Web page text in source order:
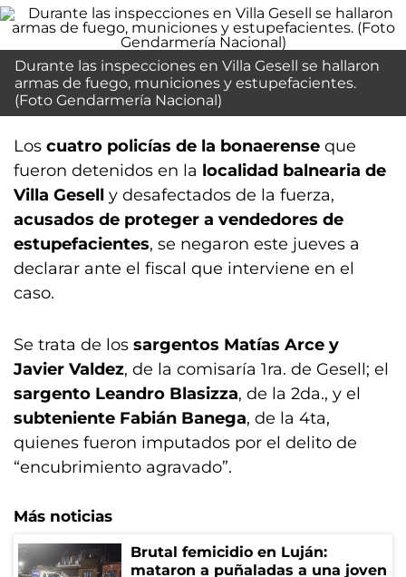
Durante las inspecciones en Villa Gesell se hallaron
armas de fuego, municiones y estupefacientes.
(Foto Gendarmería Nacional)
Los cuatro policías de la bonaerense que
fueron detenidos en la localidad balnearia de
Villa Gesell y desafectados de la fuerza,
acusados de proteger a vendedores de
estupefacientes, se negaron este jueves a
declarar ante el fiscal que interviene en el
caso.
Se trata de los sargentos Matías Arce y
Javier Valdez, de la comisaría 1ra. de Gesell; el
sargento Leandro Blasizza, de la 2da., y el
subteniente Fabián Banega, de la 4ta,
quienes fueron imputados por el delito de
“encubrimiento agravado”.
Más noticias
Brutal femicidio en Luján:
mataron a puñaladas a una joven